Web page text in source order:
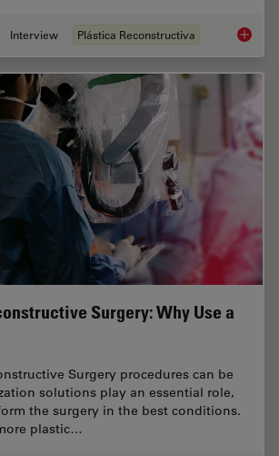
Interview Plástica Reconstructiva
Surgery: Why Use a
Surgery procedures can be
solutions play an essential role,
the surgery in the best conditions.
plastic…